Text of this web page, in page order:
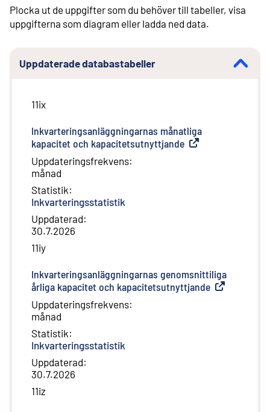
Plocka ut de uppgifter som du behöver till tabeller, visa
uppgifterna som diagram eller ladda ned data.
Uppdaterade databastabeller
11ix
Inkvarteringsanläggningarnas månatliga
kapacitet och kapacitetsutnyttjande Extern länk
Uppdateringsfrekvens:
månad
Statistik:
Inkvarteringsstatistik
Uppdaterad:
30.7.2026
11iy
Inkvarteringsanläggningarnas genomsnittiliga
årliga kapacitet och kapacitetsutnyttjande Extern länk
Uppdateringsfrekvens:
månad
Statistik:
Inkvarteringsstatistik
Uppdaterad:
30.7.2026
11iz